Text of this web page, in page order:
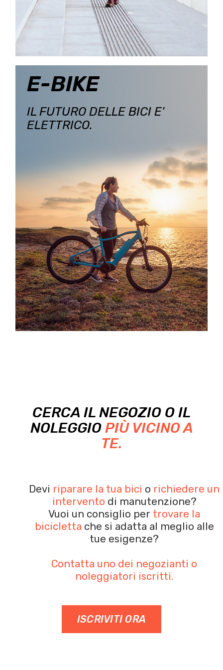
E-BIKE
IL FUTURO DELLE BICI E'
ELETTRICO.
CERCA IL NEGOZIO O IL
NOLEGGIO PIÙ VICINO A
TE.
Devi riparare la tua bici o richiedere un
intervento di manutenzione?
Vuoi un consiglio per trovare la
bicicletta che si adatta al meglio alle
tue esigenze?
Contatta uno dei negozianti o
noleggiatori iscritti.
ISCRIVITI ORA